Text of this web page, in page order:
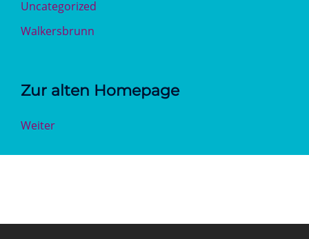
Uncategorized
Walkersbrunn
Zur alten Homepage
Weiter